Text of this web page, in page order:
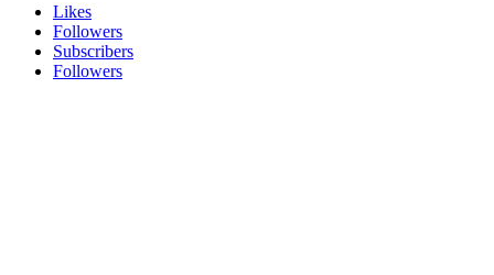
Likes
Followers
Subscribers
Followers